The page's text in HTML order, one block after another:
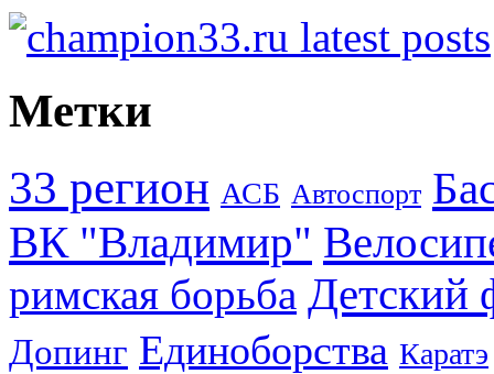
Метки
33 регион АСБ Автоспорт
ВК "Владимир"
римская борьба Детский
Допинг Единоборства Каратэ